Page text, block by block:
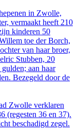
in Zwolle,
vermaakt heeft 210
kinderen 50
toe der Borch,
van haar broer,
Stubben, 20
aan haar
Bezegeld door de
Zwolle verklaren
(regesten 36 en 37).
beschadigd zegel.